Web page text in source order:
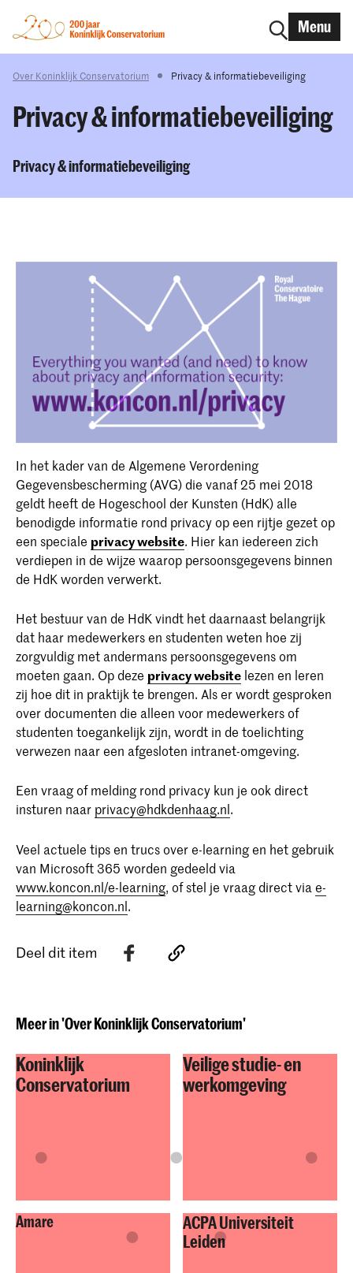
Menu
Over Koninklijk Conservatorium Privacy & informatiebeveiliging
Privacy & informatiebeveiliging
Privacy & informatiebeveiliging
In het kader van de Algemene Verordening
Gegevensbescherming (AVG) die vanaf 25 mei 2018
geldt heeft de Hogeschool der Kunsten (HdK) alle
benodigde informatie rond privacy op een rijtje gezet op
een speciale privacy website. Hier kan iedereen zich
verdiepen in de wijze waarop persoonsgegevens binnen
de HdK worden verwerkt.
Het bestuur van de HdK vindt het daarnaast belangrijk
dat haar medewerkers en studenten weten hoe zij
zorgvuldig met andermans persoonsgegevens om
moeten gaan. Op deze privacy website lezen en leren
zij hoe dit in praktijk te brengen. Als er wordt gesproken
over documenten die alleen voor medewerkers of
studenten toegankelijk zijn, wordt in de toelichting
verwezen naar een afgesloten intranet-omgeving.
Een vraag of melding rond privacy kun je ook direct
insturen naar privacy@hdkdenhaag.nl.
Veel actuele tips en trucs over e-learning en het gebruik
van Microsoft 365 worden gedeeld via
www.koncon.nl/e-learning, of stel je vraag direct via e-
learning@koncon.nl.
Deel dit item
Meer in 'Over Koninklijk Conservatorium'
Koninklijk
Conservatorium
Veilige studie- en
werkomgeving
Amare
ACPA Universiteit
Leiden